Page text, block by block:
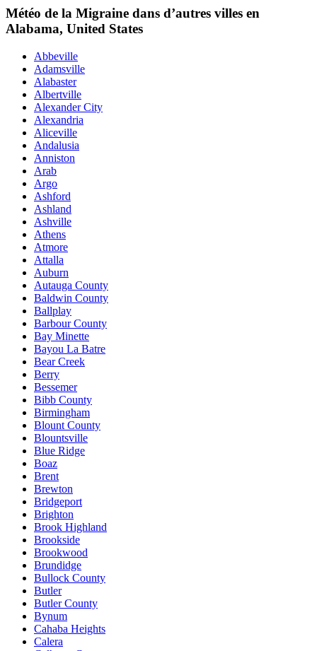
Météo de la Migraine dans d’autres villes en
Alabama, United States
Abbeville
Adamsville
Alabaster
Albertville
Alexander City
Alexandria
Aliceville
Andalusia
Anniston
Arab
Argo
Ashford
Ashland
Ashville
Athens
Atmore
Attalla
Auburn
Autauga County
Baldwin County
Ballplay
Barbour County
Bay Minette
Bayou La Batre
Bear Creek
Berry
Bessemer
Bibb County
Birmingham
Blount County
Blountsville
Blue Ridge
Boaz
Brent
Brewton
Bridgeport
Brighton
Brook Highland
Brookside
Brookwood
Brundidge
Bullock County
Butler
Butler County
Bynum
Cahaba Heights
Calera